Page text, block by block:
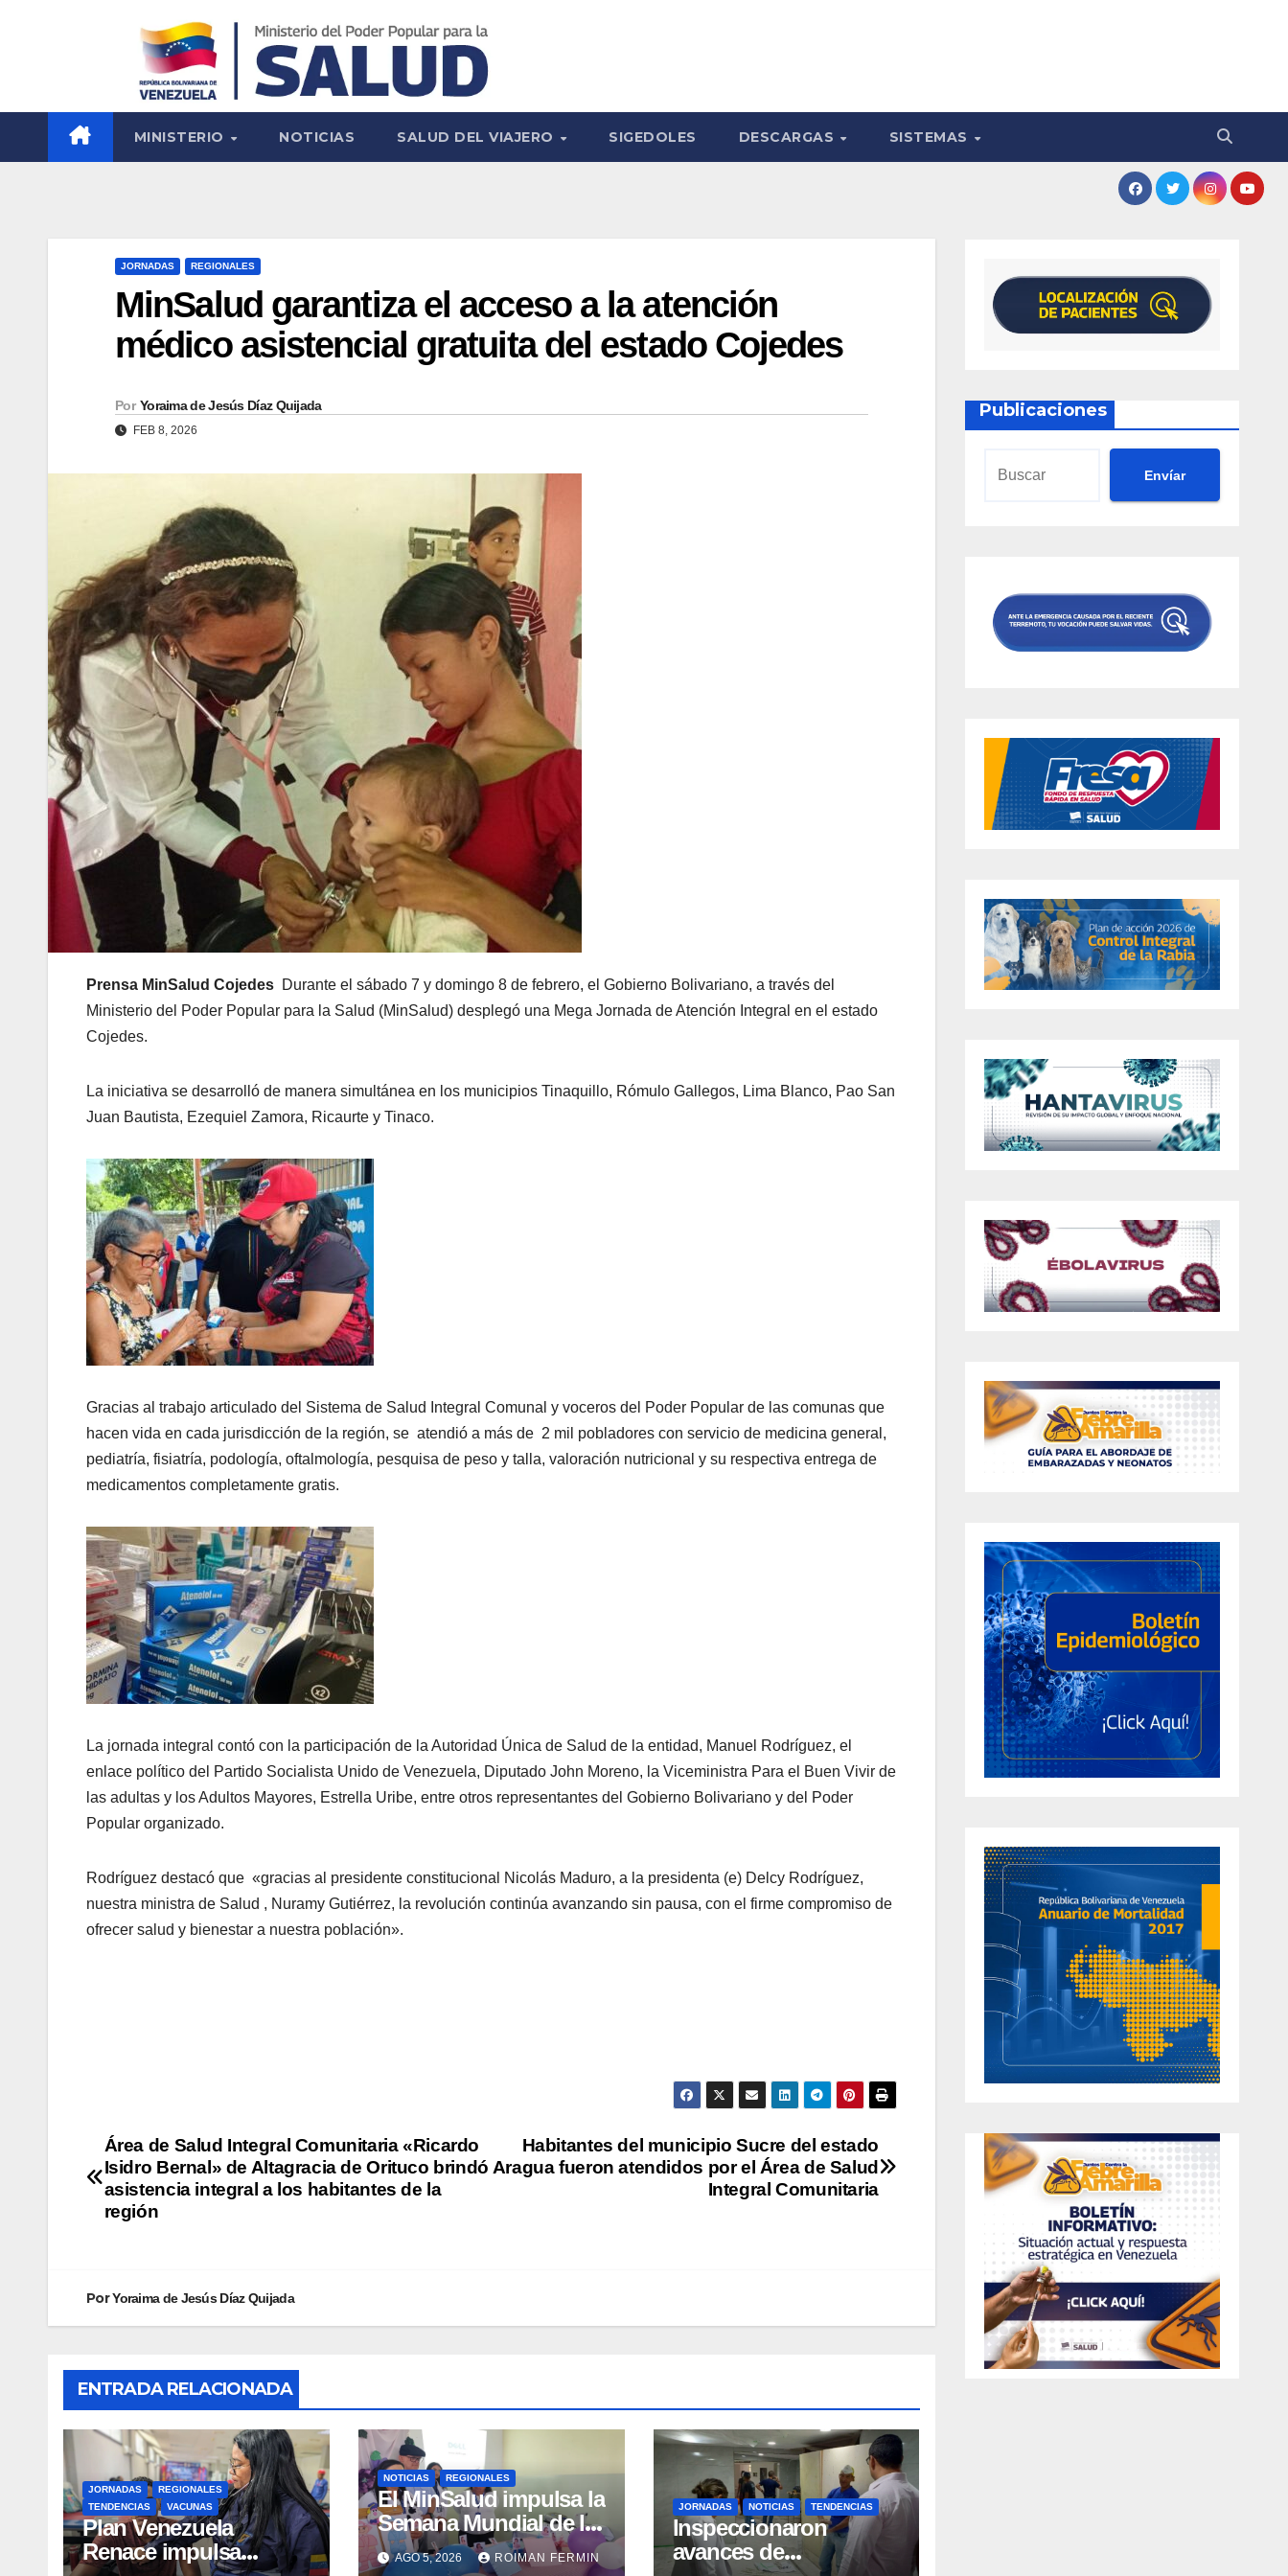
MINISTERIO NOTICIAS SALUD DEL VIAJERO SIGEDOLES DESCARGAS SISTEMAS
JORNADAS REGIONALES
MinSalud garantiza el acceso a la atención
médico asistencial gratuita del estado Cojedes
Por Yoraima de Jesús Díaz Quijada
FEB 8, 2026
Prensa MinSalud Cojedes Durante el sábado 7 y domingo 8 de febrero, el Gobierno Bolivariano, a través del
Ministerio del Poder Popular para la Salud (MinSalud) desplegó una Mega Jornada de Atención Integral en el estado
Cojedes.
La iniciativa se desarrolló de manera simultánea en los municipios Tinaquillo, Rómulo Gallegos, Lima Blanco, Pao San
Juan Bautista, Ezequiel Zamora, Ricaurte y Tinaco.
Gracias al trabajo articulado del Sistema de Salud Integral Comunal y voceros del Poder Popular de las comunas que
hacen vida en cada jurisdicción de la región, se atendió a más de 2 mil pobladores con servicio de medicina general,
pediatría, fisiatría, podología, oftalmología, pesquisa de peso y talla, valoración nutricional y su respectiva entrega de
medicamentos completamente gratis.
La jornada integral contó con la participación de la Autoridad Única de Salud de la entidad, Manuel Rodríguez, el
enlace político del Partido Socialista Unido de Venezuela, Diputado John Moreno, la Viceministra Para el Buen Vivir de
las adultas y los Adultos Mayores, Estrella Uribe, entre otros representantes del Gobierno Bolivariano y del Poder
Popular organizado.
Rodríguez destacó que «gracias al presidente constitucional Nicolás Maduro, a la presidenta (e) Delcy Rodríguez,
nuestra ministra de Salud , Nuramy Gutiérrez, la revolución continúa avanzando sin pausa, con el firme compromiso de
ofrecer salud y bienestar a nuestra población».
Habitantes del municipio Sucre del estado
Aragua fueron atendidos por el Área de Salud
Integral Comunitaria
Área de Salud Integral Comunitaria «Ricardo
Isidro Bernal» de Altagracia de Orituco brindó
asistencia integral a los habitantes de la
región
PorYoraima de Jesús Díaz Quijada
ENTRADA RELACIONADA
JORNADAS
REGIONALES
TENDENCIAS
VACUNAS
​Plan Venezuela
Renace impulsa
NOTICIAS REGIONALES
El MinSalud impulsa la
Semana Mundial de la
Lactancia Materna con
un despliegue
AGO 5, 2026 ROIMAN FERMIN
JORNADAS NOTICIAS TENDENCIAS
Inspeccionaron
avances de
Publicaciones
Envíar